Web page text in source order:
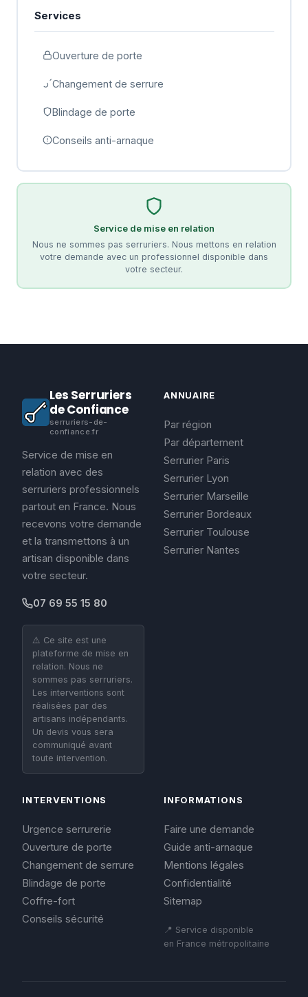
Services
Ouverture de porte
Changement de serrure
Blindage de porte
Conseils anti-arnaque
Service de mise en relation
Nous ne sommes pas serruriers. Nous mettons en relation
votre demande avec un professionnel disponible dans
votre secteur.
Les Serruriers
de Confiance
serruriers-de-
confiance.fr
Service de mise en
relation avec des
serruriers professionnels
partout en France. Nous
recevons votre demande
et la transmettons à un
artisan disponible dans
votre secteur.
07 69 55 15 80
⚠️ Ce site est une
plateforme de mise en
relation. Nous ne
sommes pas serruriers.
Les interventions sont
réalisées par des
artisans indépendants.
Un devis vous sera
communiqué avant
toute intervention.
ANNUAIRE
Par région
Par département
Serrurier Paris
Serrurier Lyon
Serrurier Marseille
Serrurier Bordeaux
Serrurier Toulouse
Serrurier Nantes
INTERVENTIONS
Urgence serrurerie
Ouverture de porte
Changement de serrure
Blindage de porte
Coffre-fort
Conseils sécurité
INFORMATIONS
Faire une demande
Guide anti-arnaque
Mentions légales
Confidentialité
Sitemap
📍 Service disponible
en France métropolitaine